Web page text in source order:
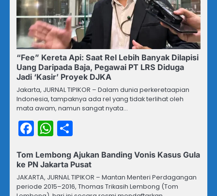
“Fee” Kereta Api: Saat Rel Lebih Banyak Dilapisi
Uang Daripada Baja, Pegawai PT LRS Diduga
Jadi ‘Kasir’ Proyek DJKA
Jakarta, JURNAL TIPIKOR – Dalam dunia perkeretaapian
Indonesia, tampaknya ada rel yang tidak terlihat oleh
mata awam, namun sangat nyata…
Facebook
WhatsApp
Tom Lembong Ajukan Banding Vonis Kasus Gula
ke PN Jakarta Pusat
JAKARTA, JURNAL TIPIKOR – Mantan Menteri Perdagangan
periode 2015–2016, Thomas Trikasih Lembong (Tom